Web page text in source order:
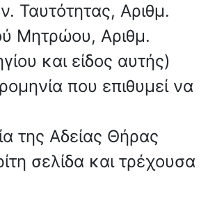
Ταυτότητας, Αριθμ.
Μητρώου, Αριθμ.
και είδος αυτής)
που επιθυμεί να
της Αδείας Θήρας
σελίδα και τρέχουσα